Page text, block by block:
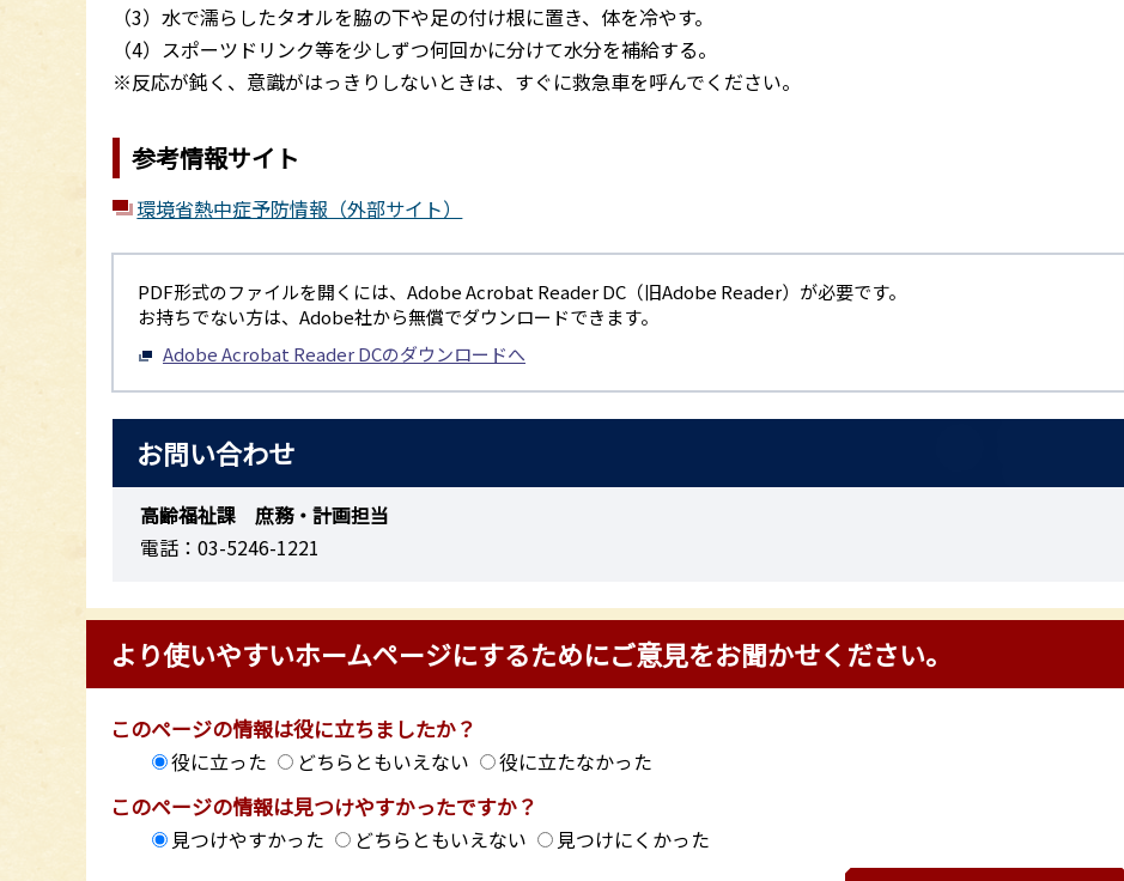
（3）水で濡らしたタオルを脇の下や足の付け根に置き、体を冷やす。
（4）スポーツドリンク等を少しずつ何回かに分けて水分を補給する。
※反応が鈍く、意識がはっきりしないときは、すぐに救急車を呼んでください。
参考情報サイト
環境省熱中症予防情報（外部サイト）
PDF形式のファイルを開くには、Adobe Acrobat Reader DC（旧Adobe Reader）が必要です。
お持ちでない方は、Adobe社から無償でダウンロードできます。
Adobe Acrobat Reader DCのダウンロードへ
お問い合わせ
高齢福祉課 庶務・計画担当
電話：03-5246-1221
より使いやすいホームページにするためにご意見をお聞かせください。
このページの情報は役に立ちましたか？
役に立った どちらともいえない 役に立たなかった
このページの情報は見つけやすかったですか？
見つけやすかった どちらともいえない 見つけにくかった